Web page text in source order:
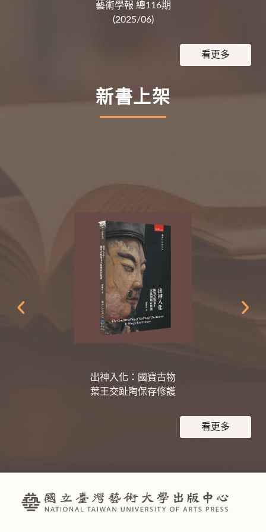
藝術學報 總116期
(2025/06)
看更多
新書上架
出神入化：國寶古物
葉王交趾陶保存修護
看更多